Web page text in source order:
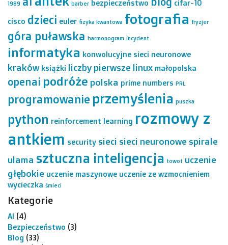
1989 barber bezpieczeństwo
cifar-10
cisco dzieci euler fizyka kwantowa fotografia fryzjer
góra puławska harmonogram incydent
informatyka konwolucyjne sieci neuronowe
kraków książki liczby pierwsze linux małopolska
openai podróże polska prime numbers PRL
programowanie przemyślenia puszka
python reinforcement learning rozmowy z
antkiem security sieci sieci neuronowe spirale
ulama sztuczna inteligencja towot uczenie
głębokie uczenie maszynowe uczenie ze wzmocnieniem
wycieczka śmieci
Kategorie
AI (4)
Bezpieczeństwo (3)
Blog (33)